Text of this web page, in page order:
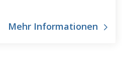
Mehr Informationen